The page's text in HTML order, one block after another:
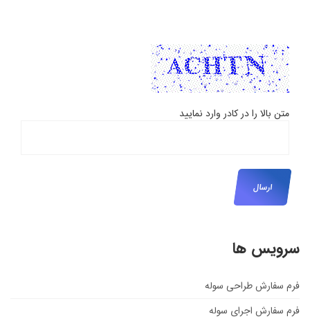
متن بالا را در کادر وارد نمایید
سرویس ها
فرم سفارش طراحی سوله
فرم سفارش اجرای سوله